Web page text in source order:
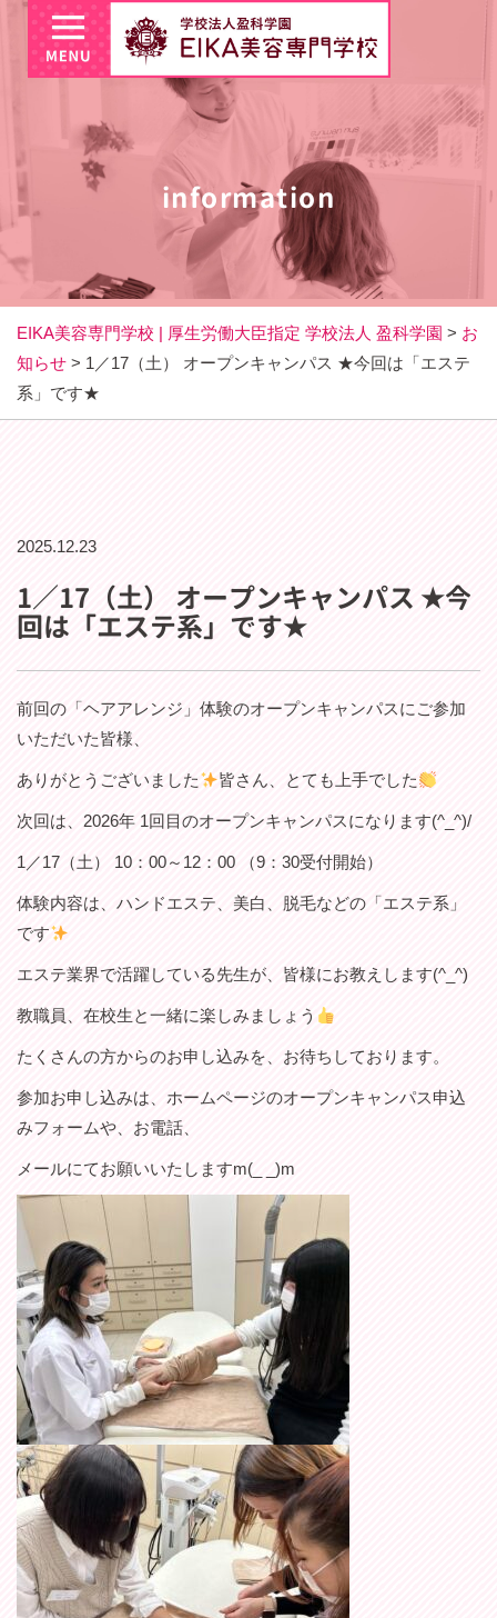
information
EIKA美容専門学校 | 厚生労働大臣指定 学校法人 盈科学園 > お
知らせ > 1／17（土） オープンキャンパス ★今回は「エステ
系」です★
2025.12.23
1／17（土） オープンキャンパス ★今
回は「エステ系」です★
前回の「ヘアアレンジ」体験のオープンキャンパスにご参加
いただいた皆様、
ありがとうございました 皆さん、とても上手でした
次回は、2026年 1回目のオープンキャンパスになります(^_^)/
1／17（土） 10：00～12：00 （9：30受付開始）
体験内容は、ハンドエステ、美白、脱毛などの「エステ系」
です
エステ業界で活躍している先生が、皆様にお教えします(^_^)
教職員、在校生と一緒に楽しみましょう
たくさんの方からのお申し込みを、お待ちしております。
参加お申し込みは、ホームページのオープンキャンパス申込
みフォームや、お電話、
メールにてお願いいたしますm(_ _)m